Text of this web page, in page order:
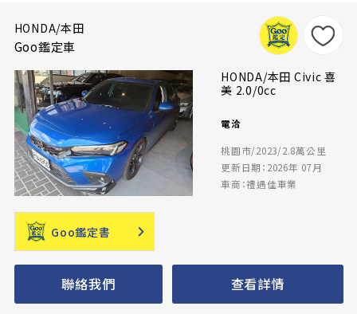
HONDA/本田
Goo鑑定車
HONDA/本田 Civic 喜
美 2.0/0cc
電洽
桃園市/2023/2.8萬公里
更新日期：2026年 07月
車商：禮遇佳車業
Goo鑑定書
聯絡我們 查看詳情